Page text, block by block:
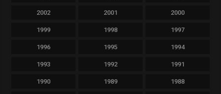
2002 2001 2000
1999 1998 1997
1996 1995 1994
1993 1992 1991
1990 1989 1988